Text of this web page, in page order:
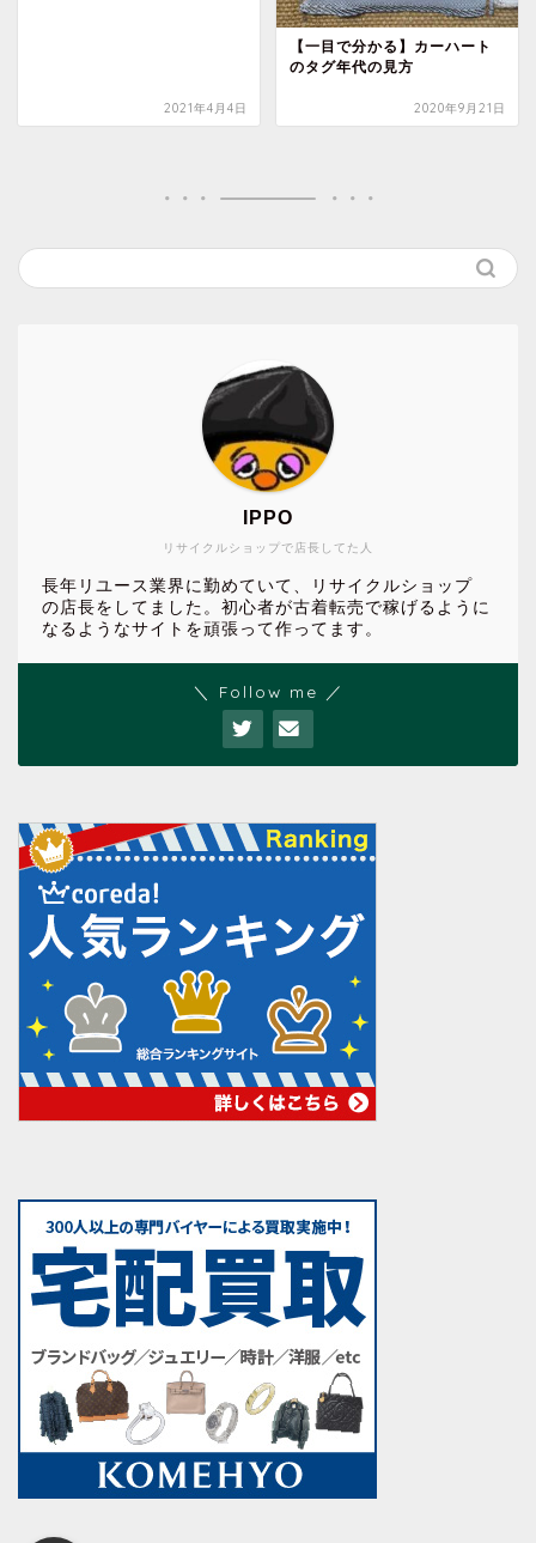
2021年4月4日
【一目で分かる】カーハート
のタグ年代の見方
2020年9月21日
リサイクルショップで店長してた人
IPPO
長年リユース業界に勤めていて、リサイクルショップ
の店長をしてました。初心者が古着転売で稼げるように
なるようなサイトを頑張って作ってます。
＼ Follow me ／